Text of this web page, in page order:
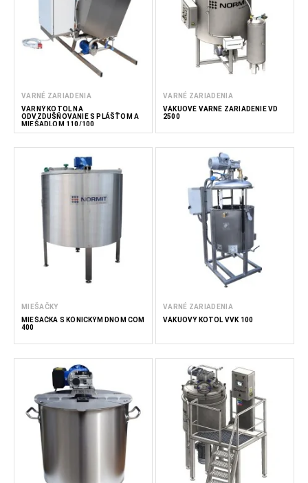
VARNÉ ZARIADENIA
VARNÝ KOTOL NA
ODVZDUŠŇOVANIE S PLÁŠŤOM A
MIEŠADLOM 110/100
VARNÉ ZARIADENIA
VÁKUOVÉ VARNÉ ZARIADENIE VD
2500
MIEŠAČKY
MIEŠAČKA S KÓNICKÝM DNOM COM
400
VARNÉ ZARIADENIA
VÁKUOVÝ KOTOL VVK 100